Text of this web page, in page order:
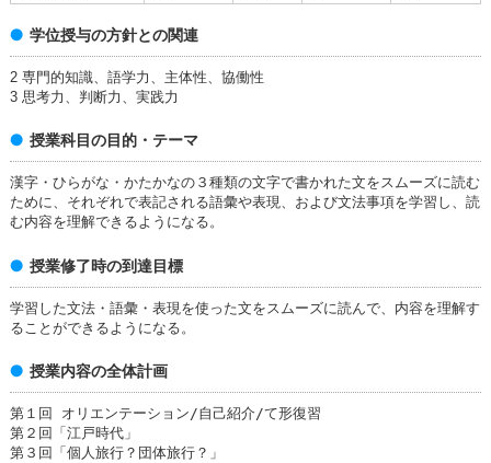
学位授与の方針との関連
2 専門的知識、語学力、主体性、協働性
3 思考力、判断力、実践力
授業科目の目的・テーマ
漢字・ひらがな・かたかなの３種類の文字で書かれた文をスムーズに読む
ために、それぞれで表記される語彙や表現、および文法事項を学習し、読
む内容を理解できるようになる。
授業修了時の到達目標
学習した文法・語彙・表現を使った文をスムーズに読んで、内容を理解す
ることができるようになる。
授業内容の全体計画
第１回 オリエンテーション/自己紹介/て形復習
第２回「江戸時代」
第３回「個人旅行？団体旅行？」